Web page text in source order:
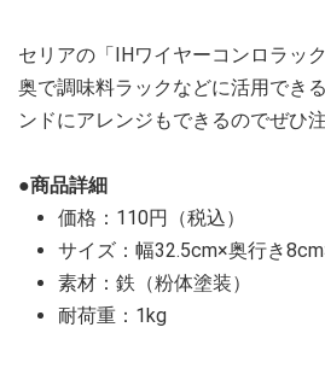
セリアの「IHワイヤーコンロラッ
奥で調味料ラックなどに活用でき
ンドにアレンジもできるのでぜひ
●商品詳細
価格：110円（税込）
サイズ：幅32.5cm×奥行き
素材：鉄（粉体塗装）
耐荷重：1kg